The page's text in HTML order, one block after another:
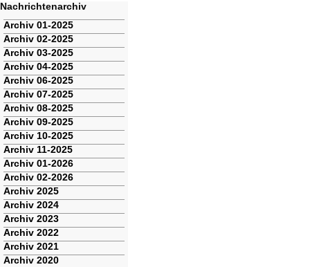
Nachrichtenarchiv
Navigation
überspringen
Archiv 01-2025
Archiv 02-2025
Archiv 03-2025
Archiv 04-2025
Archiv 06-2025
Archiv 07-2025
Archiv 08-2025
Archiv 09-2025
Archiv 10-2025
Archiv 11-2025
Archiv 01-2026
Archiv 02-2026
Archiv 2025
Archiv 2024
Archiv 2023
Archiv 2022
Archiv 2021
Archiv 2020